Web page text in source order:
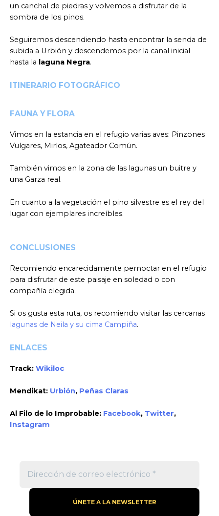
un canchal de piedras y volvemos a disfrutar de la
sombra de los pinos.
Seguiremos descendiendo hasta encontrar la senda de
subida a Urbión y descendemos por la canal inicial
hasta la laguna Negra.
ITINERARIO FOTOGRÁFICO
FAUNA Y FLORA
Vimos en la estancia en el refugio varias aves: Pinzones
Vulgares, Mirlos, Agateador Común.
También vimos en la zona de las lagunas un buitre y
una Garza real.
En cuanto a la vegetación el pino silvestre es el rey del
lugar con ejemplares increíbles.
CONCLUSIONES
Recomiendo encarecidamente pernoctar en el refugio
para disfrutar de este paisaje en soledad o con
compañía elegida.
Si os gusta esta ruta, os recomiendo visitar las cercanas
lagunas de Neila y su cima Campiña.
ENLACES
Track: Wikiloc
Mendikat: Urbión, Peñas Claras
Al Filo de lo Improbable: Facebook, Twitter,
Instagram